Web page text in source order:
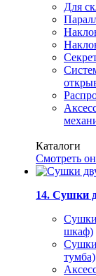
Для
Каталоги
Смотреть
14. Сушки
шкаф)
тумба)